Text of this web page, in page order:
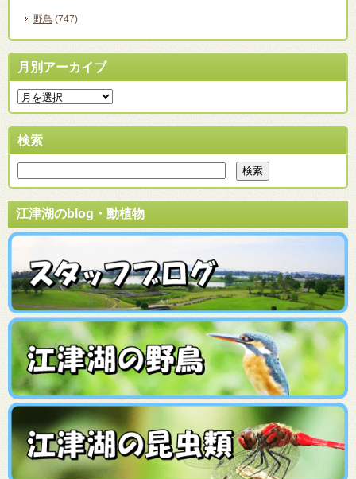
野鳥 (747)
月別アーカイブ
検索
江津湖のblog・動植物